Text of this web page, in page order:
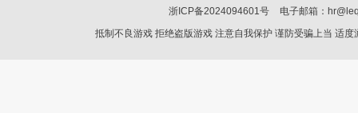
浙ICP备2024094601号
电子邮箱：
抵制不良游戏 拒绝盗版游戏 注意自我保护 谨防受骗上当 适